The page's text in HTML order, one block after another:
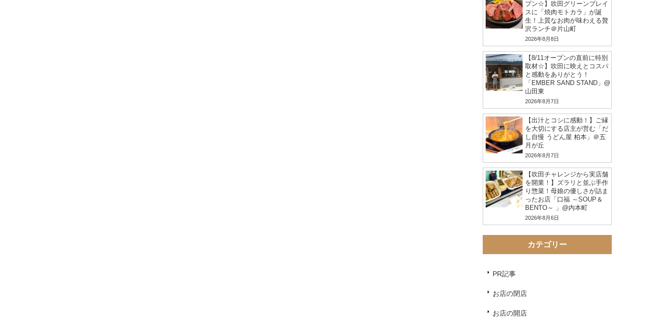
プン☆】吹田グリーンプレイ
スに「焼肉モトカラ」が誕
生！上質なお肉が味わえる贅
沢ランチ＠片山町
2026年8月8日
【8/11オープンの直前に特別
取材☆】吹田に映えとコスパ
と感動をありがとう！
「EMBER SAND STAND」@
山田東
2026年8月7日
【出汁とコシに感動！】ご縁
を大切にする店主が営む「だ
し自慢 うどん屋 柏本」＠五
月が丘
2026年8月7日
【吹田チャレンジから実店舗
を開業！】ズラリと並ぶ手作
り惣菜！母娘の優しさが詰ま
ったお店「口福 ～SOUP＆
BENTO～ 」@内本町
2026年8月6日
カテゴリー
PR記事
お店の閉店
お店の開店